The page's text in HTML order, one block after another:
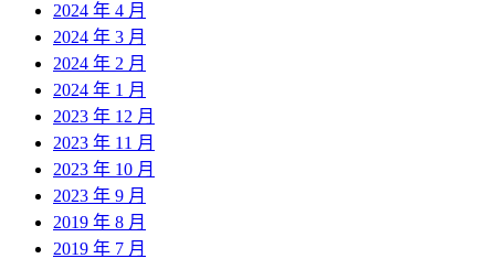
2024 年 4 月
2024 年 3 月
2024 年 2 月
2024 年 1 月
2023 年 12 月
2023 年 11 月
2023 年 10 月
2023 年 9 月
2019 年 8 月
2019 年 7 月